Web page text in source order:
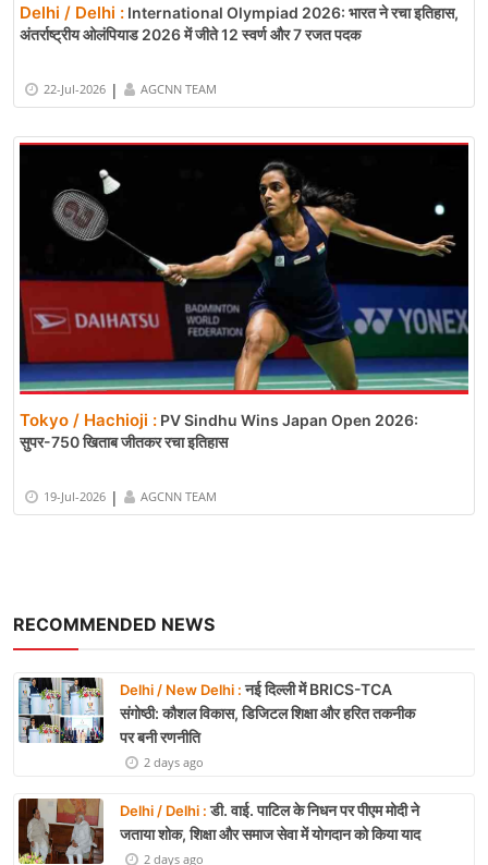
RECOMMENDED NEWS
Delhi / New Delhi :नई दिल्ली में BRICS-TCA
संगोष्ठी: कौशल विकास, डिजिटल शिक्षा और हरित तकनीक
पर बनी रणनीति
2 days ago
Delhi / Delhi :डी. वाई. पाटिल के निधन पर पीएम मोदी ने
जताया शोक, शिक्षा और समाज सेवा में योगदान को किया याद
2 days ago
Delhi / Delhi : International Olympiad 2026: भारत ने रचा इतिहास,
अंतर्राष्ट्रीय ओलंपियाड 2026 में जीते 12 स्वर्ण और 7 रजत पदक
22-Jul-2026 | AGCNN TEAM
Tokyo / Hachioji : PV Sindhu Wins Japan Open 2026:
सुपर-750 खिताब जीतकर रचा इतिहास
19-Jul-2026 | AGCNN TEAM